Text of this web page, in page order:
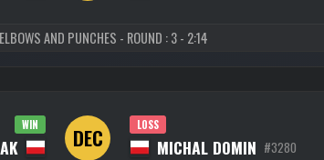
AND PUNCHES - ROUND : 3 - 2:14
WIN DEC LOSS
MICHAL DOMIN #3280